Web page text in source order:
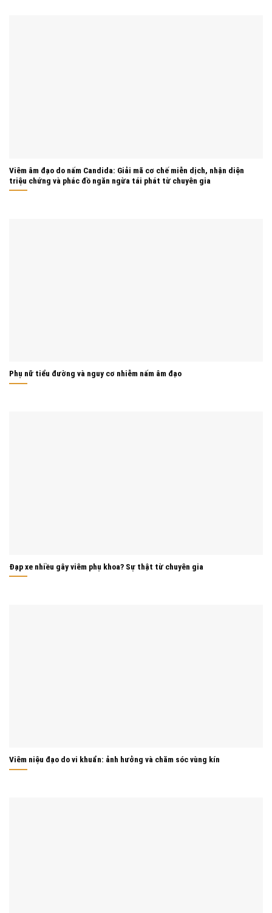
Viêm âm đạo do nấm Candida: Giải mã cơ chế miễn dịch, nhận diện
triệu chứng và phác đồ ngăn ngừa tái phát từ chuyên gia
Phụ nữ tiểu đường và nguy cơ nhiễm nấm âm đạo
Đạp xe nhiều gây viêm phụ khoa? Sự thật từ chuyên gia
Viêm niệu đạo do vi khuẩn: ảnh hưởng và chăm sóc vùng kín